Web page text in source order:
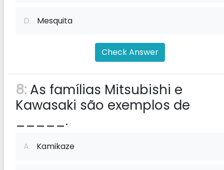
D. Mesquita
Check Answer
8: As famílias Mitsubishi e
Kawasaki são exemplos de
_____.
A. Kamikaze